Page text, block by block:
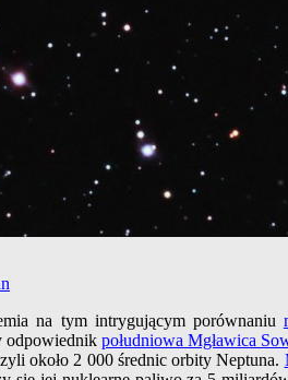
na tym intrygującym porównaniu
odpowiednik południowa Mgławica
około 2 000 średnic orbity Neptuna.